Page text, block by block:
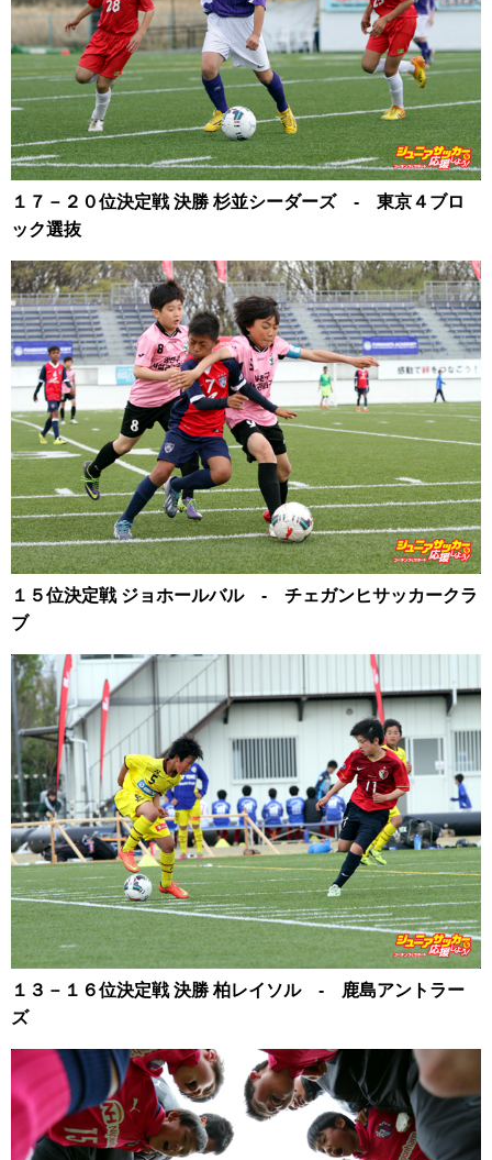
１７－２０位決定戦 決勝 杉並シーダーズ ‐ 東京４ブロ
ック選抜
１５位決定戦 ジョホールバル ‐ チェガンヒサッカークラ
ブ
１３－１６位決定戦 決勝 柏レイソル ‐ 鹿島アントラー
ズ